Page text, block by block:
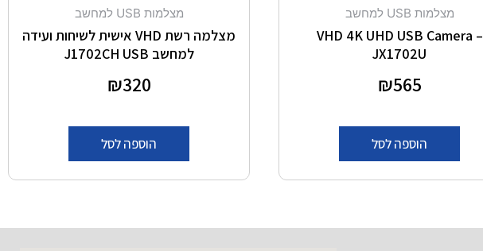
מצלמות USB למחשב
VHD 4K UHD USB Camera –
JX1702U
₪565
הוספה לסל
מצלמות USB למחשב
מצלמה רשת VHD אישית לשיחות ועידה
למחשב J1702CH USB
₪320
הוספה לסל